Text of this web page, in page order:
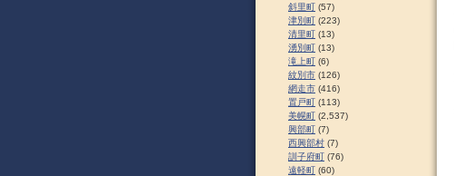
斜里町 (57)
津別町 (223)
清里町 (13)
湧別町 (13)
滝上町 (6)
紋別市 (126)
網走市 (416)
置戸町 (113)
美幌町 (2,537)
興部町 (7)
西興部村 (7)
訓子府町 (76)
遠軽町 (60)